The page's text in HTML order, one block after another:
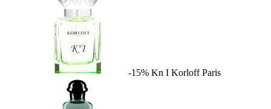
-15% Kn I Korloff Paris